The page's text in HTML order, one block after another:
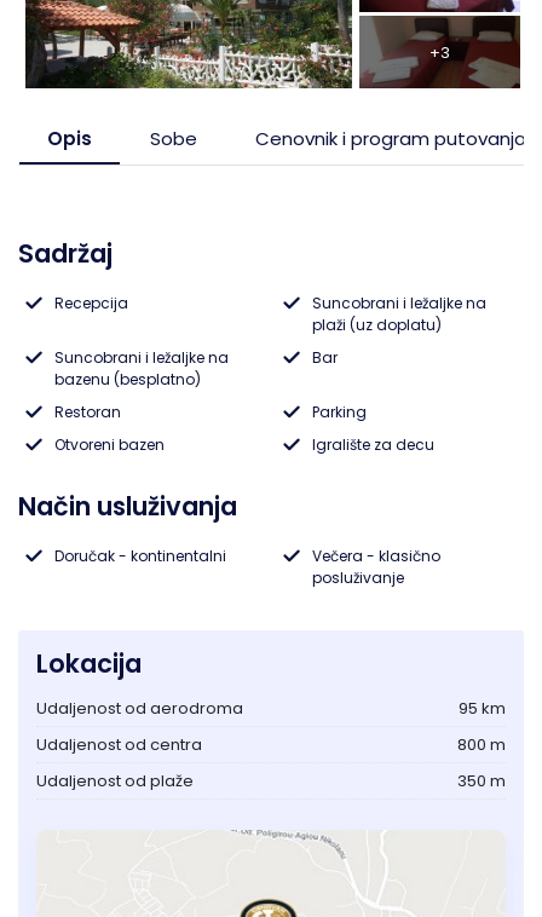
+3
Opis Sobe Cenovnik i program putovanja
Sadržaj
Recepcija
Suncobrani i ležaljke na
plaži (uz doplatu)
Suncobrani i ležaljke na
bazenu (besplatno)
Bar
Restoran
Parking
Otvoreni bazen
Igralište za decu
Način usluživanja
Doručak - kontinentalni
Večera - klasično
posluživanje
Lokacija
Udaljenost od aerodroma
95 km
Udaljenost od centra
800 m
Udaljenost od plaže
350 m
Pefkohori- Glarokavos
Siviri
Solunska regija
Trakija
Lefkada, ostrvo
Skiatos, ostrvo
Ribarska Banja
Sijarinska Banja
Sokobanja
Gornja Trepča
Vranjska Banja
Vrdnik
Topola